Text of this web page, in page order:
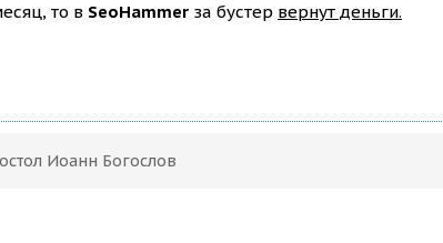
то в SeoHammer за бустер вернут деньги.
Иоанн Богослов